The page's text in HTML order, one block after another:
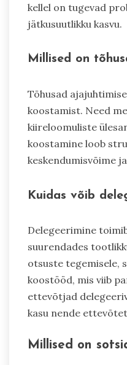
kellel on tugevad
jätkusuutlikku kasvu.
Millised on
Tõhusad
koostamist. Need
kiireloomuliste
koostamine loob
keskendumisvõime
Kuidas võib
Delegeerimine
suurendades
otsuste tegemisele,
koostööd, mis viib
ettevõtjad
kasu nende
Millised on